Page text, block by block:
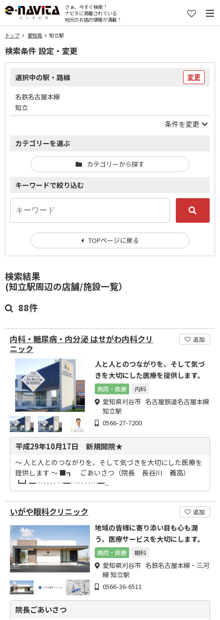
さぁ、今すぐ検索！
ナビタに掲載されている
地元のお店の情報が満載！
トップ 愛知県 知立駅
検索結果
(知立駅周辺の店舗/施設一覧）
88件
内科・糖尿病・内分泌 はせがわ内科クリ
ニック
追加
人と人とのつながりを、そして気づ
きを大切にした医療を提供します。
病院・医療 内科
愛知県刈谷市 名古屋鉄道名古屋本線
知立駅
0566-27-7200
平成29年10月17日 新規開院★
～ 人と人とのつながりを、そして気づきを大切にした医療を
提供します ～ ■┓ ごあいさつ（院長 長谷川 義高）
┗┛━…‥‥…━…‥‥…━...
いがや眼科クリニック 追加
地域の皆様に寄り添い目も心も潤
う、医療サービスを大切にします。
病院・医療 眼科
愛知県刈谷市 名鉄名古屋本線・三河
線 知立駅
0566-36-6511
院長ごあいさつ
検索条件 設定・変更
選択中の駅・路線 変更
名鉄名古屋本線
知立
条件を変更
カテゴリーを選ぶ
カテゴリーから探す
キーワードで絞り込む
TOPページに戻る